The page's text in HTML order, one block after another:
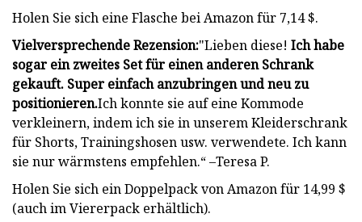
Holen Sie sich eine Flasche bei Amazon für 7,14 $.
Vielversprechende Rezension:"Lieben diese! Ich habe
sogar ein zweites Set für einen anderen Schrank
gekauft. Super einfach anzubringen und neu zu
positionieren.Ich konnte sie auf eine Kommode
verkleinern, indem ich sie in unserem Kleiderschrank
für Shorts, Trainingshosen usw. verwendete. Ich kann
sie nur wärmstens empfehlen.“ –Teresa P.
Holen Sie sich ein Doppelpack von Amazon für 14,99 $
(auch im Viererpack erhältlich).